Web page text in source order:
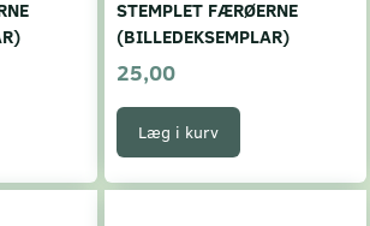
STEMPLET FÆRØERNE
(BILLEDEKSEMPLAR)
25,00
Læg i kurv